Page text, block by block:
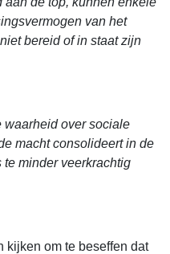
van het
bereid of in staat zijn
waarheid over sociale
macht consolideert in de
minder veerkrachtig
kijken om te beseffen dat